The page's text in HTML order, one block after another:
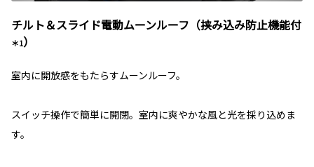
チルト＆スライド電動ムーンルーフ（挟み込み防止機能付
＊1）
室内に開放感をもたらすムーンルーフ。
スイッチ操作で簡単に開閉。室内に爽やかな風と光を採り込めま
す。